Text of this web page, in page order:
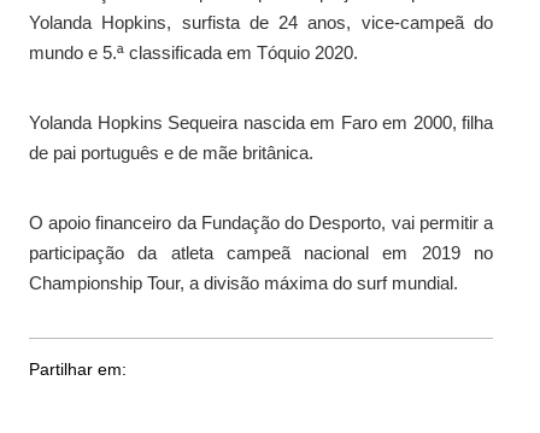
Yolanda Hopkins, surfista de 24 anos, vice-campeã do
mundo e 5.ª classificada em Tóquio 2020.
Yolanda Hopkins Sequeira nascida em Faro em 2000, filha
de pai português e de mãe britânica.
O apoio financeiro da Fundação do Desporto, vai permitir a
participação da atleta campeã nacional em 2019 no
Championship Tour, a divisão máxima do surf mundial.
Partilhar em: